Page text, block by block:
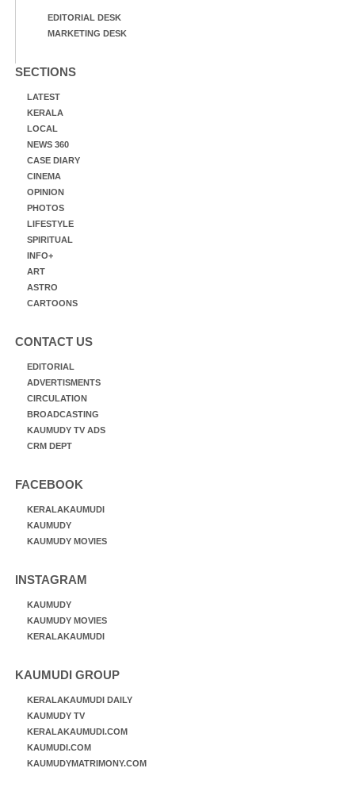
EDITORIAL DESK
MARKETING DESK
SECTIONS
LATEST
KERALA
LOCAL
NEWS 360
CASE DIARY
CINEMA
OPINION
PHOTOS
LIFESTYLE
SPIRITUAL
INFO+
ART
ASTRO
CARTOONS
CONTACT US
EDITORIAL
ADVERTISMENTS
CIRCULATION
BROADCASTING
KAUMUDY TV ADS
CRM DEPT
FACEBOOK
KERALAKAUMUDI
KAUMUDY
KAUMUDY MOVIES
INSTAGRAM
KAUMUDY
KAUMUDY MOVIES
KERALAKAUMUDI
KAUMUDI GROUP
KERALAKAUMUDI DAILY
KAUMUDY TV
KERALAKAUMUDI.COM
KAUMUDI.COM
KAUMUDYMATRIMONY.COM